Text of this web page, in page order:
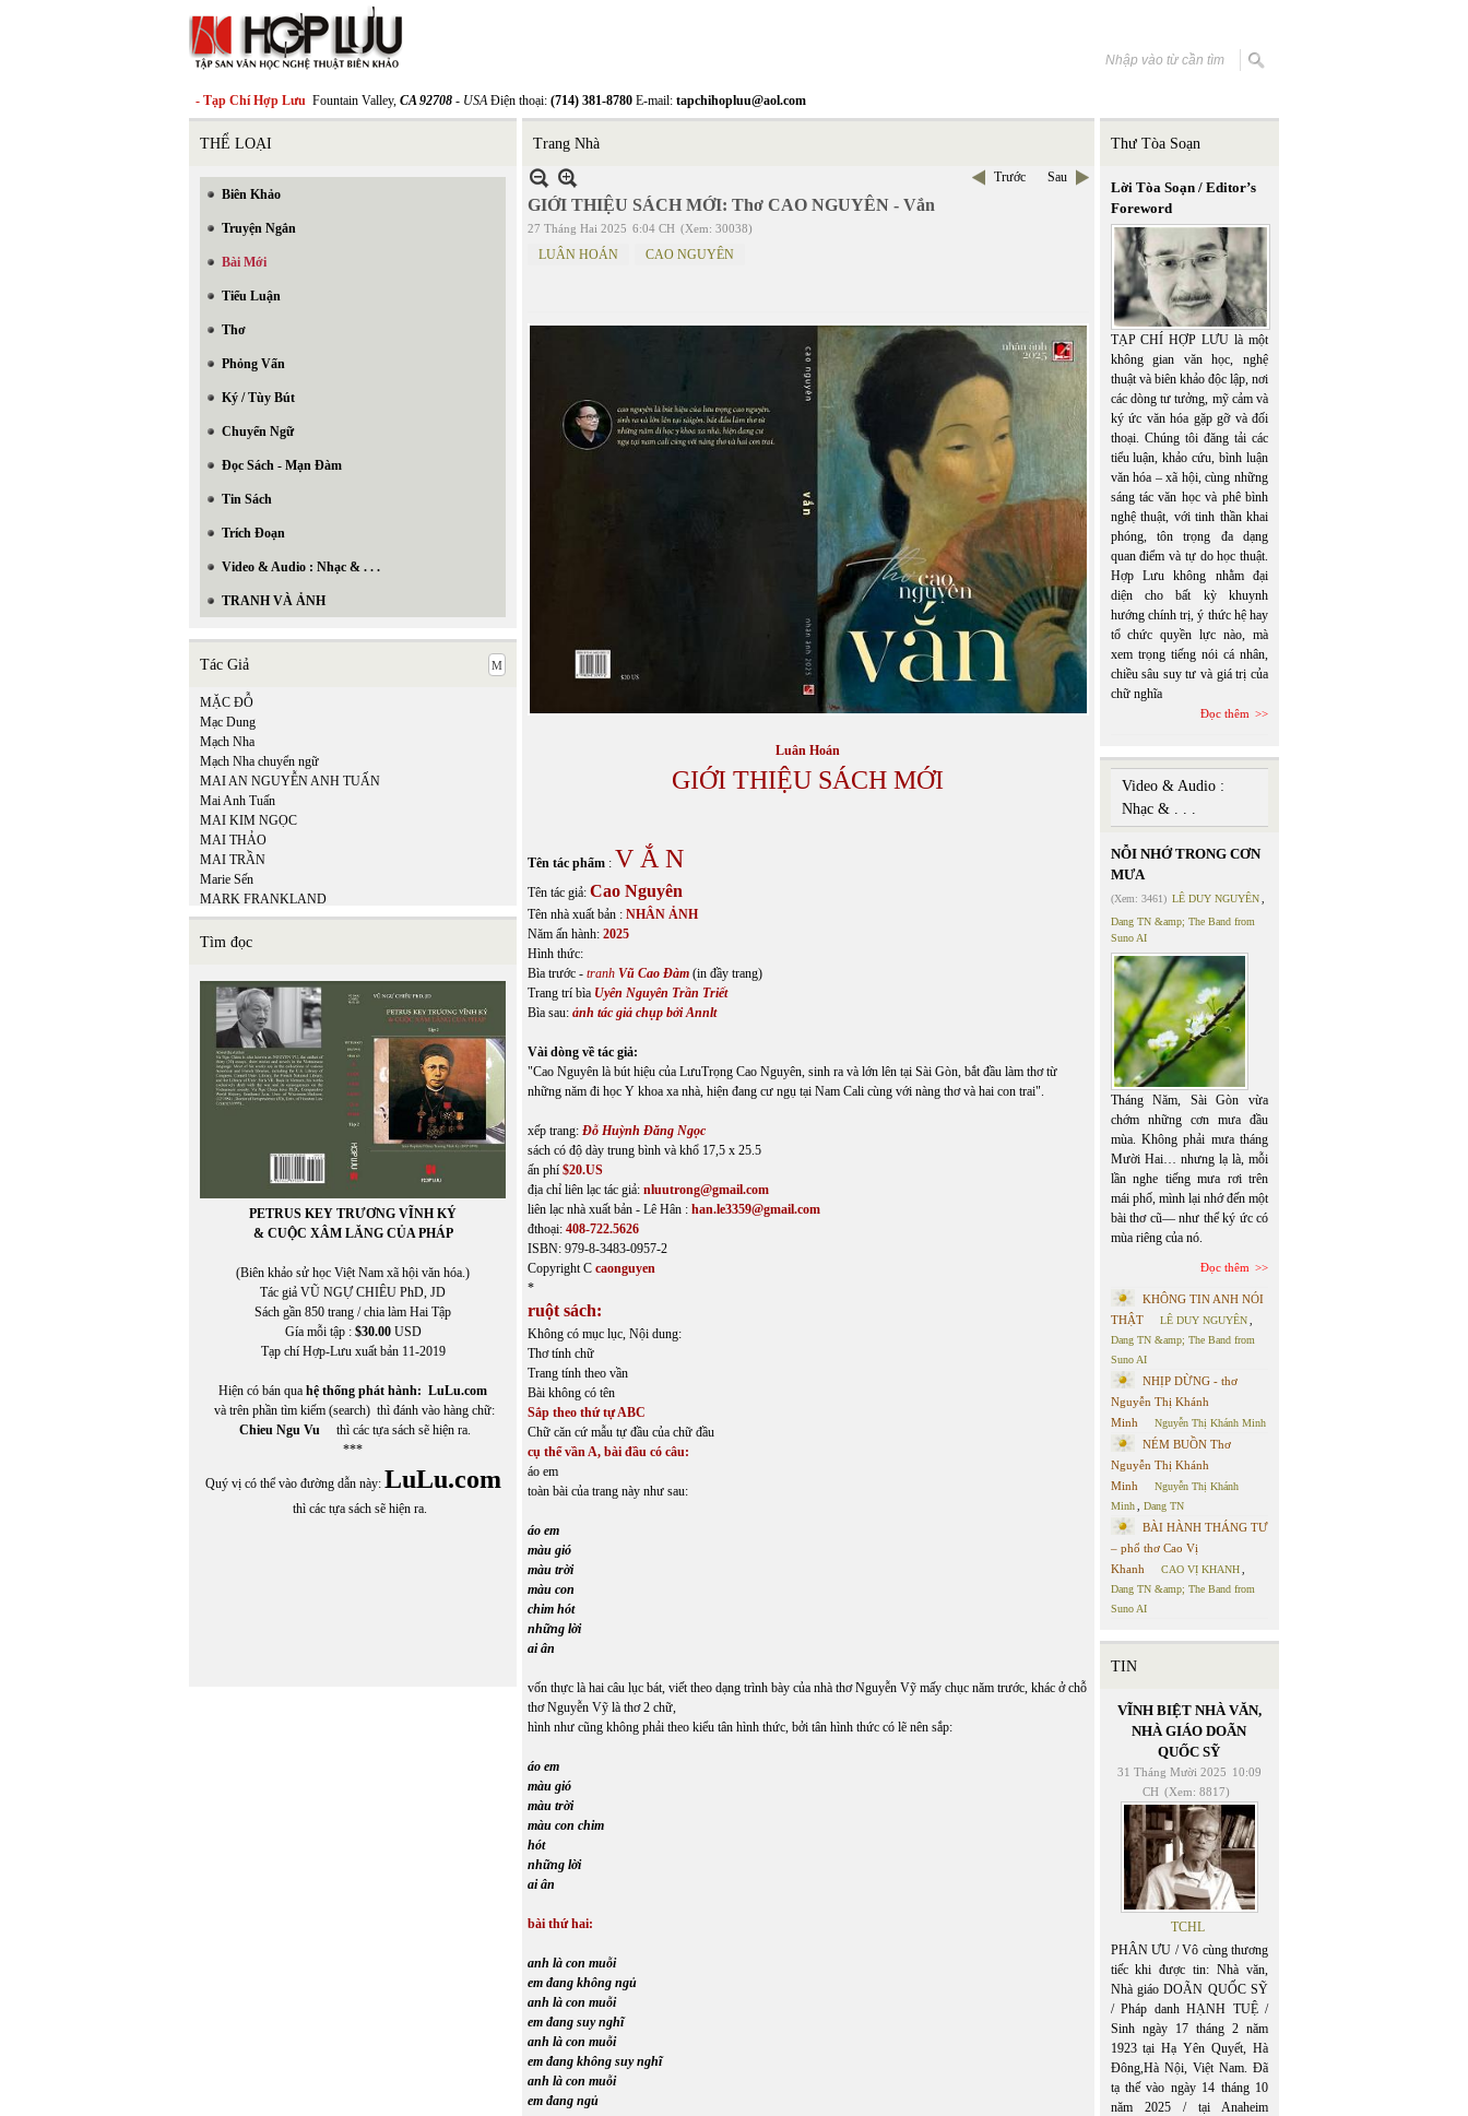
- Tạp Chí Hợp Lưu Fountain Valley, CA 92708 - USAĐiện thoại: (714) 381-8780 E-mail: tapchihopluu@aol.com
THỂ LOẠI
Biên Khảo
Truyện Ngắn
Bài Mới
Tiểu Luận
Thơ
Phỏng Vấn
Ký / Tùy Bút
Chuyển Ngữ
Đọc Sách - Mạn Đàm
Tin Sách
Trích Đoạn
Video & Audio : Nhạc & . . .
TRANH VÀ ẢNH
Tác Giả
MẶC ĐỖ
Mạc Dung
Mạch Nha
Mạch Nha chuyển ngữ
MAI AN NGUYỄN ANH TUẤN
Mai Anh Tuấn
MAI KIM NGỌC
MAI THẢO
MAI TRẦN
Marie Sến
MARK FRANKLAND
Matsuo Bashō
Mi Ly
BERGMAN
Miên Đáng
miên di
MIÊNG
Mikhail Epstein
Minh Đạo Nguyễn Thạch Hãn
MINH HÀ
MINH THÙY
Miura Chora
Mukôda Kuniko
MỸ CA
Tìm đọc
PETRUS KEY TRƯƠNG VĨNH KÝ
& CUỘC XÂM LĂNG CỦA PHÁP
(Biên khảo sử học Việt Nam xã hội văn hóa.)
Tác giả VŨ NGỰ CHIÊU PhD, JD
Sách gần 850 trang / chia làm Hai Tập
Gía mỗi tập : $30.00USD
Tạp chí Hợp-Lưu xuất bản 11-2019
Hiện có bán qua hệ thống phát hành: LuLu.com
và trên phần tìm kiếm (search) thì đánh vào hàng chữ:
Chieu Ngu Vu thì các tựa sách sẽ hiện ra.
***
Quý vị có thể vào đường dẫn này: LuLu.com
thì các tựa sách sẽ hiện ra.
Trang Nhà
Trước Sau
GIỚI THIỆU SÁCH MỚI: Thơ CAO NGUYÊN - Vắn
27 Tháng Hai 2025 6:04 CH (Xem: 30038)
LUÂN HOÁN CAO NGUYÊN
Luân Hoán
GIỚI THIỆU SÁCH MỚI
Tên tác phẩm : V Ắ N
Tên tác giả: Cao Nguyên
Tên nhà xuất bản : NHÂN ẢNH
Năm ấn hành: 2025
Hình thức:
Bìa trước - tranh Vũ Cao Đàm (in đầy trang)
Trang trí bìa Uyên Nguyên Trần Triết
Bìa sau: ảnh tác giả chụp bởi Annlt
Vài dòng về tác giả:
"Cao Nguyên là bút hiệu của LưuTrọng Cao Nguyên, sinh ra và lớn lên tại Sài Gòn, bắt đầu làm thơ từ
những năm đi học Y khoa xa nhà, hiện đang cư ngụ tại Nam Cali cùng với nàng thơ và hai con trai".
xếp trang: Đỗ Huỳnh Đăng Ngọc
sách có độ dày trung bình và khổ 17,5 x 25.5
ấn phí $20.US
địa chỉ liên lạc tác giả: nluutrong@gmail.com
liên lạc nhà xuất bản - Lê Hân : han.le3359@gmail.com
đthoại: 408-722.5626
ISBN: 979-8-3483-0957-2
Copyright C caonguyen
*
ruột sách:
Không có mục lục, Nội dung:
Thơ tính chữ
Trang tính theo vần
Bài không có tên
Sắp theo thứ tự ABC
Chữ căn cứ mẫu tự đầu của chữ đầu
cụ thể vần A, bài đầu có câu:
áo em
toàn bài của trang này như sau:
áo em
màu gió
màu trời
màu con
chim hót
những lời
ai ân
vốn thực là hai câu lục bát, viết theo dạng trình bày của nhà thơ Nguyễn Vỹ mấy chục năm trước, khác ở chỗ
thơ Nguyễn Vỹ là thơ 2 chữ,
hình như cũng không phải theo kiểu tân hình thức, bởi tân hình thức có lẽ nên sắp:
áo em
màu gió
màu trời
màu con chim
hót
những lời
ai ân
bài thứ hai:
anh là con muỗi
em đang không ngủ
anh là con muỗi
em đang suy nghĩ
anh là con muỗi
em đang không suy nghĩ
anh là con muỗi
em đang ngủ
Thư Tòa Soạn
Lời Tòa Soạn / Editor’s
Foreword
TẠP CHÍ HỢP LƯU là một
không gian văn học, nghệ
thuật và biên khảo độc lập, nơi
các dòng tư tưởng, mỹ cảm và
ký ức văn hóa gặp gỡ và đối
thoại. Chúng tôi đăng tải các
tiểu luận, khảo cứu, bình luận
văn hóa – xã hội, cùng những
sáng tác văn học và phê bình
nghệ thuật, với tinh thần khai
phóng, tôn trọng đa dạng
quan điểm và tự do học thuật.
Hợp Lưu không nhằm đại
diện cho bất kỳ khuynh
hướng chính trị, ý thức hệ hay
tổ chức quyền lực nào, mà
xem trọng tiếng nói cá nhân,
chiều sâu suy tư và giá trị của
chữ nghĩa
Đọc thêm
Video & Audio :
Nhạc & . . .
NỖI NHỚ TRONG CƠN
MƯA
(Xem: 3461) LÊ DUY NGUYÊN
Dang TN &amp; The Band from
Suno AI
Tháng Năm, Sài Gòn vừa
chớm những cơn mưa đầu
mùa. Không phải mưa tháng
Mười Hai… nhưng lạ là, mỗi
lần nghe tiếng mưa rơi trên
mái phố, mình lại nhớ đến một
bài thơ cũ— như thể ký ức có
mùa riêng của nó.
Đọc thêm
KHÔNG TIN ANH NÓI
THẬT
LÊ DUY NGUYÊN
Dang TN &amp; The Band from
Suno AI
NHỊP DỪNG - thơ
Nguyễn Thị Khánh
Minh
Nguyễn Thị Khánh Minh
NÉM BUỒN Thơ
Nguyễn Thị Khánh
Minh
Nguyễn Thị Khánh
Minh
Dang TN
BÀI HÀNH THÁNG TƯ
– phổ thơ Cao Vị
Khanh
CAO VỊ KHANH
Dang TN &amp; The Band from
Suno AI
TIN
VĨNH BIỆT NHÀ VĂN,
NHÀ GIÁO DOÃN
QUỐC SỸ
31 Tháng Mười 2025 10:09
CH (Xem: 8817)
TCHL
PHÂN ƯU / Vô cùng thương
tiếc khi được tin: Nhà văn,
Nhà giáo DOÃN QUỐC SỸ
/ Pháp danh HẠNH TUỆ /
Sinh ngày 17 tháng 2 năm
1923 tại Hạ Yên Quyết, Hà
Đông,Hà Nội, Việt Nam. Đã
tạ thế vào ngày 14 tháng 10
năm 2025 / tại Anaheim